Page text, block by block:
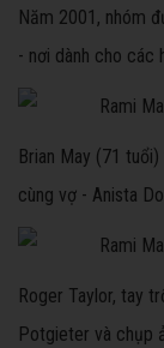
Năm 2001, nhóm
- nơi dành cho các
Brian May (71
cùng vợ - Anista
Roger Taylor, tay
Potgieter và chụp